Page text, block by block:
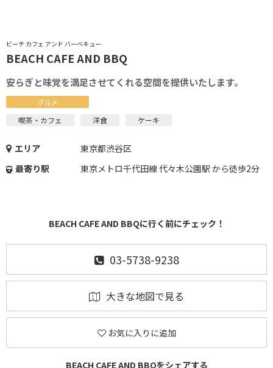
ビーチ カフェ アンド バーベキュー
BEACH CAFE AND BBQ
安らぎと味覚を満足させてくれる空間を提供いたします。
グルメ
喫茶・カフェ 洋食 ケーキ
エリア
東京都渋谷区
最寄り駅
東京メトロ千代田線 代々木公園駅 から徒歩2分
BEACH CAFE AND BBQに行く前にチェック！
03-5738-9238
大きな地図で見る
お気に入りに追加
BEACH CAFE AND BBQをシェアする